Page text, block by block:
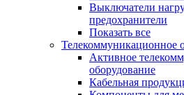
Выключатели
предохранители
Показать все
Телекоммуникационное
Активное
оборудование
Кабельная